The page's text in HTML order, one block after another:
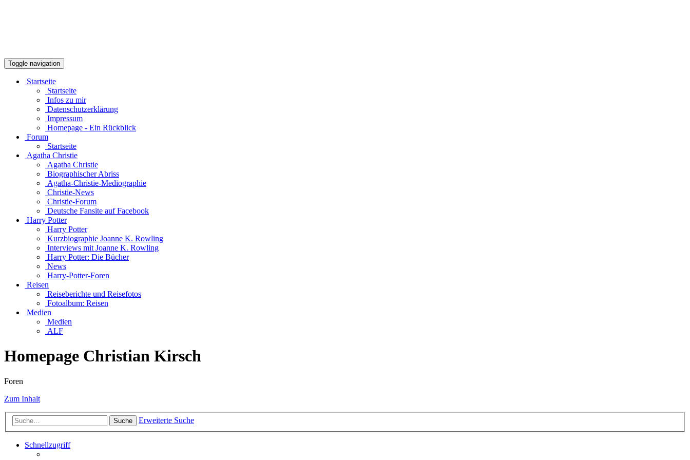
Startseite
Infos zu mir
Datenschutzerklärung
Impressum
Homepage - Ein Rückblick
Forum
Startseite
Agatha Christie
Agatha Christie
Biographischer Abriss
Agatha-Christie-Mediographie
Christie-News
Christie-Forum
Deutsche Fansite auf Facebook
Harry Potter
Harry Potter
Kurzbiographie Joanne K. Rowling
Interviews mit Joanne K. Rowling
Harry Potter: Die Bücher
News
Harry-Potter-Foren
Reisen
Reiseberichte und Reisefotos
Fotoalbum: Reisen
Medien
Medien
ALF
Homepage Christian Kirsch
Foren
Zum Inhalt
Schnellzugriff
Unbeantwortete Themen